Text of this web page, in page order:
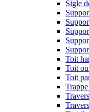
Sigle
Toit
Toit
Toit